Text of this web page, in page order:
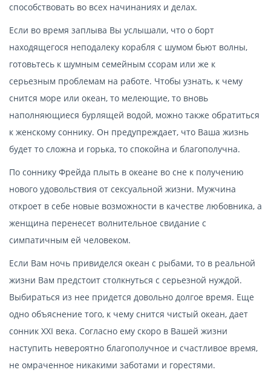
способствовать во всех начинаниях и делах.
Если во время заплыва Вы услышали, что о борт
находящегося неподалеку корабля с шумом бьют волны,
готовьтесь к шумным семейным ссорам или же к
серьезным проблемам на работе. Чтобы узнать, к чему
снится море или океан, то мелеющие, то вновь
наполняющиеся бурлящей водой, можно также обратиться
к женскому соннику. Он предупреждает, что Ваша жизнь
будет то сложна и горька, то спокойна и благополучна.
По соннику Фрейда плыть в океане во сне к получению
нового удовольствия от сексуальной жизни. Мужчина
откроет в себе новые возможности в качестве любовника, а
женщина перенесет волнительное свидание с
симпатичным ей человеком.
Если Вам ночь привиделся океан с рыбами, то в реальной
жизни Вам предстоит столкнуться с серьезной нуждой.
Выбираться из нее придется довольно долгое время. Еще
одно объяснение того, к чему снится чистый океан, дает
сонник XXI века. Согласно ему скоро в Вашей жизни
наступить невероятно благополучное и счастливое время,
не омраченное никакими заботами и горестями.